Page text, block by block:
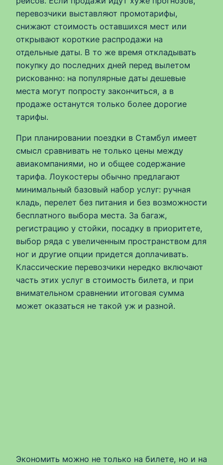
перевозчики выставляют промотарифы,
снижают стоимость оставшихся мест или
открывают короткие распродажи на
отдельные даты. В то же время откладывать
покупку до последних дней перед вылетом
рискованно: на популярные даты дешевые
места могут попросту закончиться, а в
продаже останутся только более дорогие
тарифы.
При планировании поездки в Стамбул имеет
смысл сравнивать не только цены между
авиакомпаниями, но и общее содержание
тарифа. Лоукостеры обычно предлагают
минимальный базовый набор услуг: ручная
кладь, перелет без питания и без возможности
бесплатного выбора места. За багаж,
регистрацию у стойки, посадку в приоритете,
выбор ряда с увеличенным пространством для
ног и другие опции придется доплачивать.
Классические перевозчики нередко включают
часть этих услуг в стоимость билета, и при
внимательном сравнении итоговая сумма
может оказаться не такой уж и разной.
Экономить можно не только на билете, но и на